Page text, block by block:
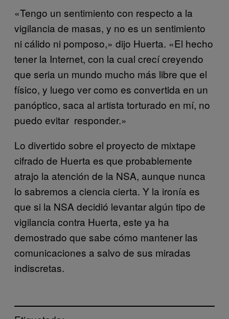
«Tengo un sentimiento con respecto a la
vigilancia de masas, y no es un sentimiento
ni cálido ni pomposo,» dijo Huerta. «El hecho
tener la Internet, con la cual crecí creyendo
que seria un mundo mucho más libre que el
físico, y luego ver como es convertida en un
panóptico, saca al artista torturado en mí, no
puedo evitar responder.»
Lo divertido sobre el proyecto de mixtape
cifrado de Huerta es que probablemente
atrajo la atención de la NSA, aunque nunca
lo sabremos a ciencia cierta. Y la ironía es
que si la NSA decidió levantar algún tipo de
vigilancia contra Huerta, este ya ha
demostrado que sabe cómo mantener las
comunicaciones a salvo de sus miradas
indiscretas.